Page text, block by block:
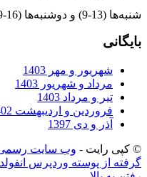
شنبه‌ها (13-9) و دوشنبه‌ها (16-9)
بایگانی
شهریور و مهر 1403
مرداد و شهریور 1403
تیر و مرداد 1403
فروردین و اردیبهشت 1402
آذر و دی 1397
© کپی رایت - وب سایت رسمی
گرفته از پوسته وردپرس انفولد